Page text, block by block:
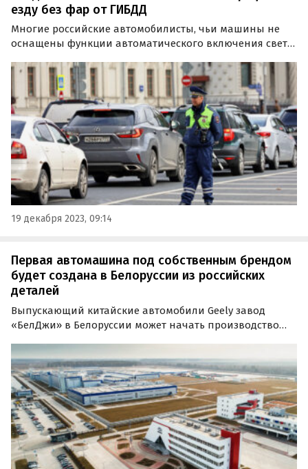
езду без фар от ГИБДД
Многие российские автомобилисты, чьи машины не
оснащены функции автоматического включения света
ДПС за езду с выключенными фарами.
19 декабря 2023, 09:14
Первая автомашина под собственным брендом
будет создана в Белоруссии из российских
деталей
Выпускающий китайские автомобили Geely завод
«БелДжи» в Белоруссии может начать производство
комплектующих. Об этом сообщат информационное
агентство «Sputnik Беларусь».